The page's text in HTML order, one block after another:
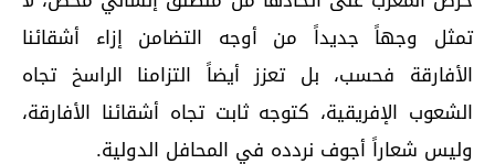
تمثل وجهاً جديداً من أوجه التضامن إزاء أشقائنا
الأفارقة فحسب، بل تعزز أيضاً التزامنا الراسخ تجاه
الشعوب الإفريقية، كتوجه ثابت تجاه أشقائنا الأفارقة،
وليس شعاراً أجوف نردده في المحافل الدولية.